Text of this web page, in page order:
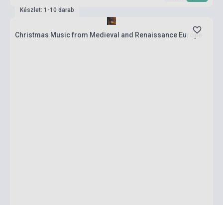
Készlet: 1-10 darab
Christmas Music from Medieval and Renaissance Europe